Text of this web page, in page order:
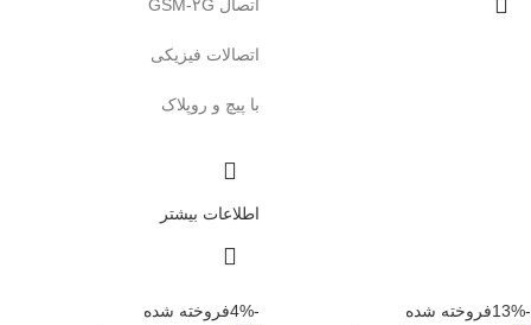
اتصال GSM‎-۲G
اتصالات فیزیکی
با پیچ و روپلاک
اطلاعات بیشتر
-13% فروخته شده -4% فروخته شده